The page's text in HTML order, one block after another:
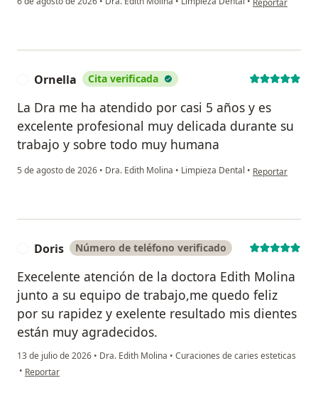
Reportar
Ornella Cita verificada
La Dra me ha atendido por casi 5 años y es
excelente profesional muy delicada durante su
trabajo y sobre todo muy humana
5 de agosto de 2026 • Dra. Edith Molina • Limpieza Dental • en opinión del
Reportar
Doris Número de teléfono verificado
Execelente atención de la doctora Edith Molina
junto a su equipo de trabajo,me quedo feliz
por su rapidez y exelente resultado mis dientes
están muy agradecidos.
13 de julio de 2026 • Dra. Edith Molina • Curaciones de caries esteticas
• en opinión del usuario Doris
Reportar